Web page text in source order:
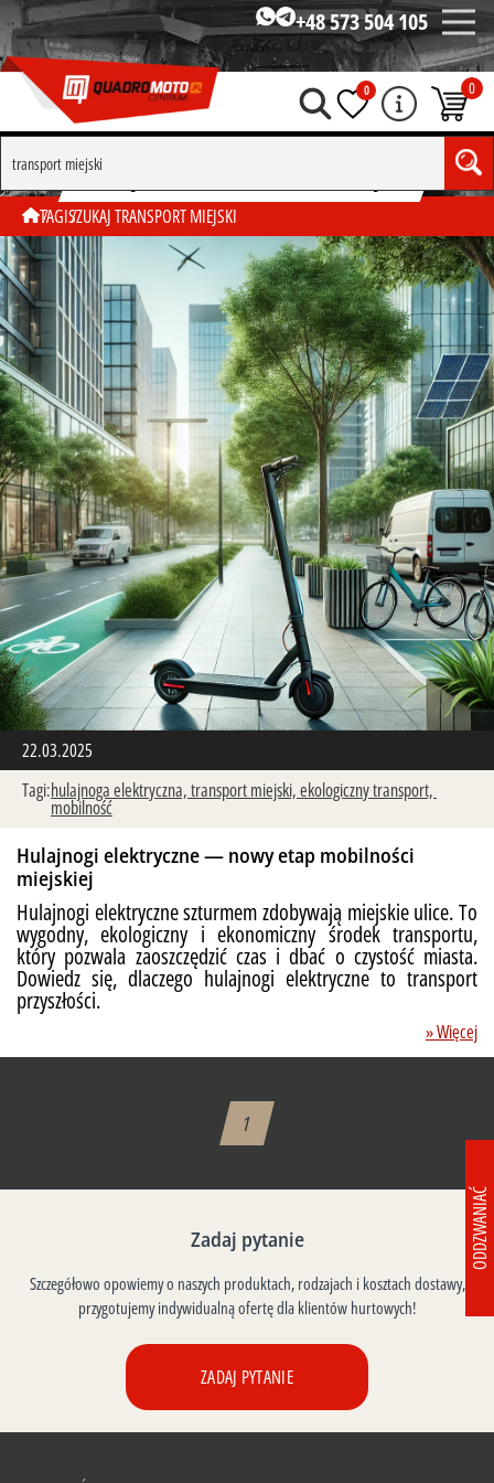
+48 573 504 105
0 0
SZUKAJ WG TAGU "TRANSPORT MIEJSKI"
TAGISZUKAJ TRANSPORT MIEJSKI
22.03.2025
Tagi:hulajnoga elektryczna,transport miejski,ekologiczny transport,
mobilność
Hulajnogi elektryczne — nowy etap mobilności
miejskiej
Hulajnogi elektryczne szturmem zdobywają miejskie ulice. To
wygodny, ekologiczny i ekonomiczny środek transportu,
który pozwala zaoszczędzić czas i dbać o czystość miasta.
Dowiedz się, dlaczego hulajnogi elektryczne to transport
przyszłości.
» Więcej
1
Zadaj pytanie
Szczegółowo opowiemy o naszych produktach, rodzajach i kosztach dostawy,
przygotujemy indywidualną ofertę dla klientów hurtowych!
ZADAJ PYTANIE
ODDZWANIAĆ